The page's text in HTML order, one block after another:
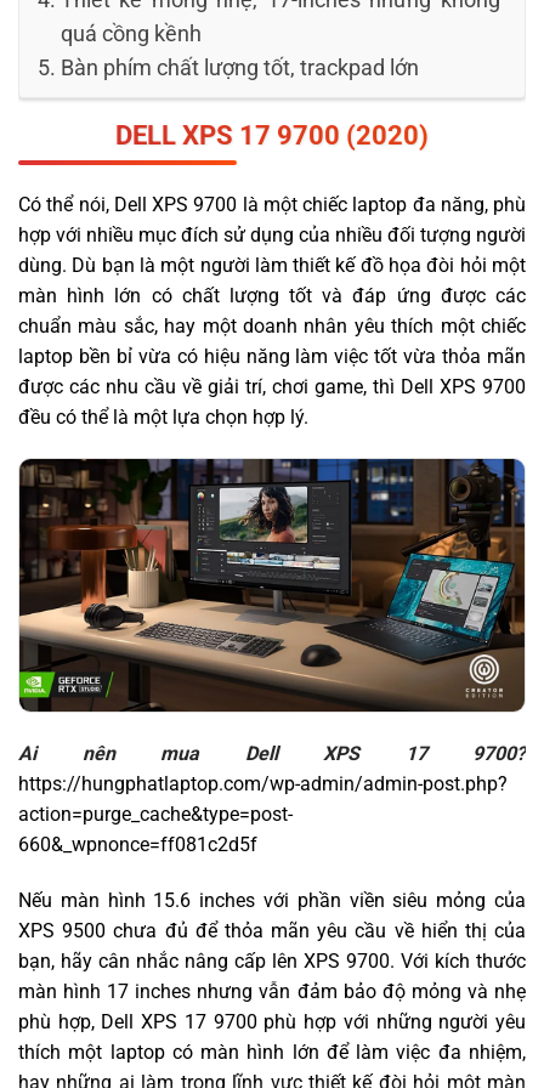
quá cồng kềnh
Bàn phím chất lượng tốt, trackpad lớn
DELLXPS 17 9700 (2020)
Có thể nói, Dell XPS 9700 là một chiếc laptop đa năng, phù
hợp với nhiều mục đích sử dụng của nhiều đối tượng người
dùng. Dù bạn là một người làm thiết kế đồ họa đòi hỏi một
màn hình lớn có chất lượng tốt và đáp ứng được các
chuẩn màu sắc, hay một doanh nhân yêu thích một chiếc
laptop bền bỉ vừa có hiệu năng làm việc tốt vừa thỏa mãn
được các nhu cầu về giải trí, chơi game, thì Dell XPS 9700
đều có thể là một lựa chọn hợp lý.
Ai nên mua Dell XPS 17 9700?
https://hungphatlaptop.com/wp-admin/admin-post.php?
action=purge_cache&type=post-
660&_wpnonce=ff081c2d5f
Nếu màn hình 15.6 inches với phần viền siêu mỏng của
XPS 9500 chưa đủ để thỏa mãn yêu cầu về hiển thị của
bạn, hãy cân nhắc nâng cấp lên XPS 9700. Với kích thước
màn hình 17 inches nhưng vẫn đảm bảo độ mỏng và nhẹ
phù hợp, Dell XPS 17 9700 phù hợp với những người yêu
thích một laptop có màn hình lớn để làm việc đa nhiệm,
hay những ai làm trong lĩnh vực thiết kế đòi hỏi một màn